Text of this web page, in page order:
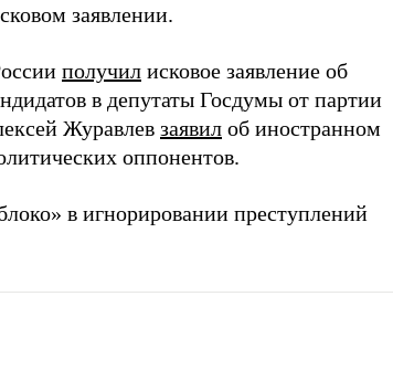
заявлении.
получил исковое заявление об
в депутаты Госдумы от партии
Журавлев заявил об иностранном
оппонентов.
в игнорировании преступлений